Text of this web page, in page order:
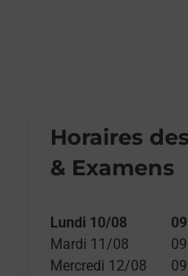
Horaires
& Examens
Lundi 10/08
Mardi 11/08
Mercredi 12/08